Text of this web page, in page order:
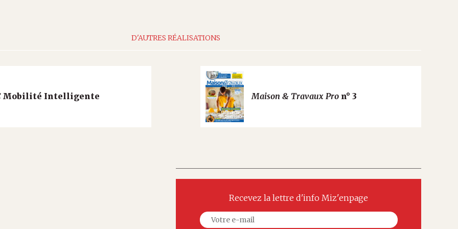
D'AUTRES RÉALISATIONS
Mobilité Intelligente Maison & Travaux Pro n° 3
Recevez la lettre d'info Miz'enpage